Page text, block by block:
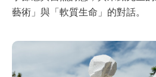
藝術」與「軟質生命」的對話。